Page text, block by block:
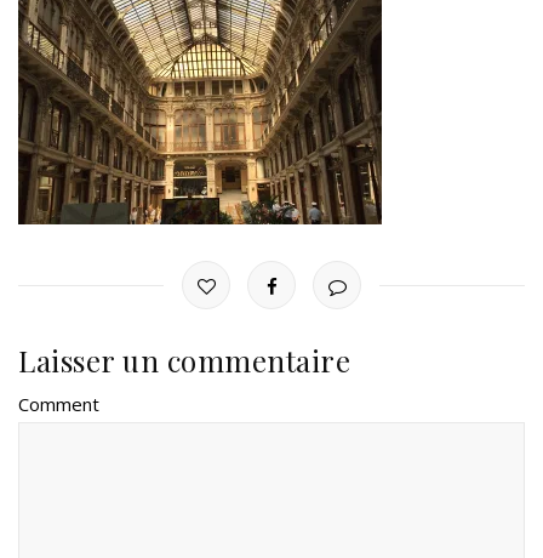
Laisser un commentaire
Comment